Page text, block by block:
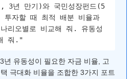
3년 만기)와 국민성장펀드(5
투자할 때 최적 배분 비율과
리오별로 비교해 줘. 유동성
줘."
유동성이 필요한 자금 비율, 고
극대화 비율을 조합한 3가지 포트